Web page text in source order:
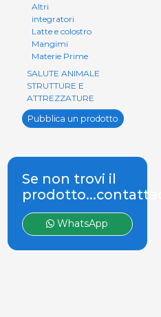
Altri
integratori
Latte e colostro
Mangimi
Materie Prime
SALUTE ANIMALE
STRUTTURE E
ATTREZZATURE
Pubblica un prodotto
Se non trovi il
prodotto...contattaci
WhatsApp